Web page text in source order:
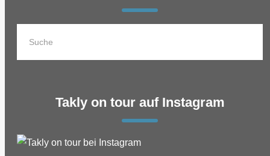
Takly on tour auf Instagram